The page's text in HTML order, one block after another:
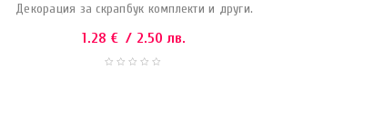
Декорация за скрапбук комплекти и други.
1.28 € / 2.50 лв.